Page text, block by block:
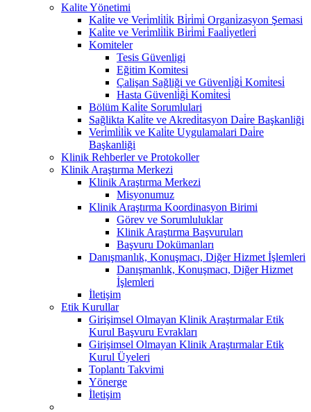
Kalite Yönetimi
Kali̇te ve Veri̇mli̇li̇k Bi̇ri̇mi̇ Organi̇zasyon Şemasi
Kali̇te ve Veri̇mli̇li̇k Bi̇ri̇mi̇ Faali̇yetleri̇
Komiteler
Tesis Güvenligi
Eğitim Komitesi
Çalişan Sağliği ve Güvenli̇ği̇ Komi̇tesi̇
Hasta Güvenli̇ği̇ Komi̇tesi̇
Bölüm Kali̇te Sorumlulari
Sağlikta Kali̇te ve Akredi̇tasyon Dai̇re Başkanliği
Veri̇mli̇li̇k ve Kali̇te Uygulamalari Dai̇re
Başkanliği
Klinik Rehberler ve Protokoller
Klinik Araştırma Merkezi
Klinik Araştırma Merkezi
Misyonumuz
Klinik Araştırma Koordinasyon Birimi
Görev ve Sorumluluklar
Klinik Araştırma Başvuruları
Başvuru Dokümanları
Danışmanlık, Konuşmacı, Diğer Hizmet İşlemleri
Danışmanlık, Konuşmacı, Diğer Hizmet
İşlemleri
İletişim
Etik Kurullar
Girişimsel Olmayan Klinik Araştırmalar Etik
Kurul Başvuru Evrakları
Girişimsel Olmayan Klinik Araştırmalar Etik
Kurul Üyeleri
Toplantı Takvimi
Yönerge
İletişim